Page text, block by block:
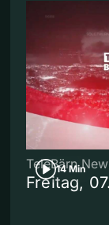
14 Min
TeleBärn
Freitag,